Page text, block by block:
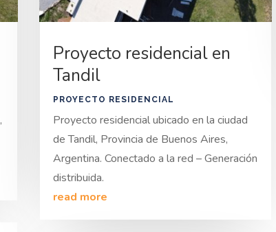
Proyecto residencial en
Tandil
PROYECTO RESIDENCIAL
Proyecto residencial ubicado en la ciudad
de Tandil, Provincia de Buenos Aires,
Argentina. Conectado a la red – Generación
distribuida.
read more